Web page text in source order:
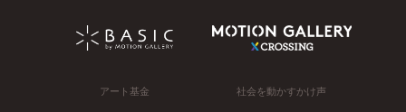
アート基金 社会を動かすかけ声